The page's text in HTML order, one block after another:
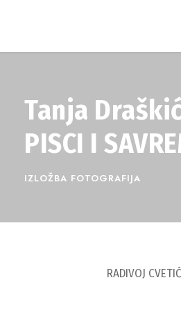
Tanja
PISCI I
IZLOŽBA FOTOGRAFIJA
RADIVOJ